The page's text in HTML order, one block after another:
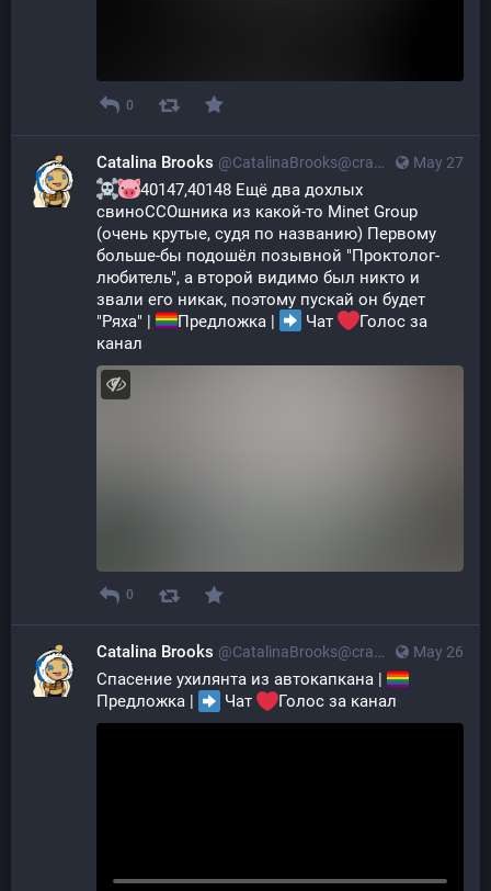
0
May 27
Catalina Brooks @CatalinaBrooks@crazylab.online
40147,40148 Ещё два дохлых
свиноССОшника из какой-то Minet Group
(очень крутые, судя по названию) Первому
больше-бы подошёл позывной "Проктолог-
любитель", а второй видимо был никто и
звали его никак, поэтому пускай он будет
"Ряха" |
Предложка | Чат
Голос за
канал
0
May 26
Catalina Brooks @CatalinaBrooks@crazylab.online
Спасение ухилянта из автокапкана |
Предложка |
Чат Голос за канал